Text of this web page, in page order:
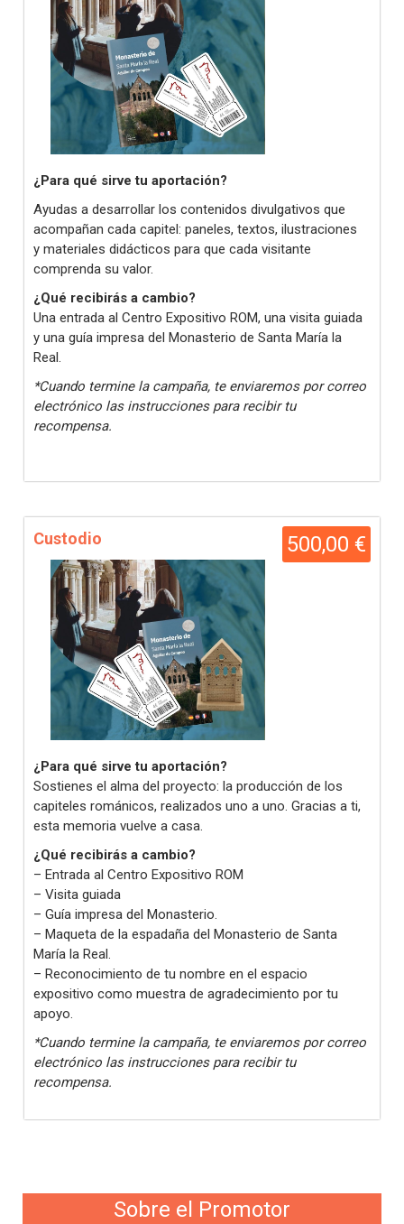
¿Para qué sirve tu aportación?
Ayudas a desarrollar los contenidos divulgativos que
acompañan cada capitel: paneles, textos, ilustraciones
y materiales didácticos para que cada visitante
comprenda su valor.
¿Qué recibirás a cambio?
Una entrada al Centro Expositivo ROM, una visita guiada
y una guía impresa del Monasterio de Santa María la
Real.
*Cuando termine la campaña, te enviaremos por correo
electrónico las instrucciones para recibir tu
recompensa.
500,00 €
Custodio
¿Para qué sirve tu aportación?
Sostienes el alma del proyecto: la producción de los
capiteles románicos, realizados uno a uno. Gracias a ti,
esta memoria vuelve a casa.
¿Qué recibirás a cambio?
– Entrada al Centro Expositivo ROM
– Visita guiada
– Guía impresa del Monasterio.
– Maqueta de la espadaña del Monasterio de Santa
María la Real.
– Reconocimiento de tu nombre en el espacio
expositivo como muestra de agradecimiento por tu
apoyo.
*Cuando termine la campaña, te enviaremos por correo
electrónico las instrucciones para recibir tu
recompensa.
Sobre el Promotor